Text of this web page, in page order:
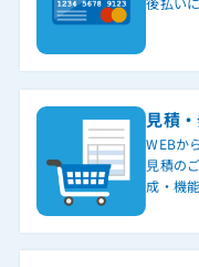
見積
WEBか
見積の
成・機